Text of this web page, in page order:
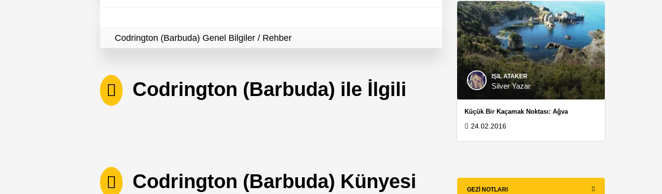
Codrington (Barbuda) Genel Bilgiler / Rehber
Codrington (Barbuda) ile İlgili
Codrington (Barbuda) Künyesi
IŞIL ATAKER
Silver Yazar
Küçük Bir Kaçamak Noktası: Ağva
24.02.2016
GEZI NOTLARI